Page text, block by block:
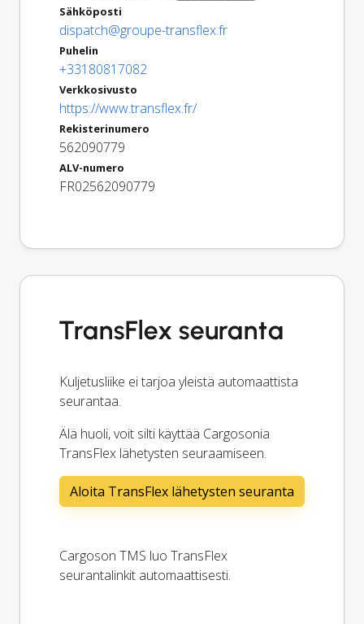
Sähköposti
dispatch@groupe-transflex.fr
Puhelin
+33180817082
Verkkosivusto
https://www.transflex.fr/
Rekisterinumero
562090779
ALV-numero
FR02562090779
TransFlex seuranta
Kuljetusliike ei tarjoa yleistä automaattista
seurantaa.
Älä huoli, voit silti käyttää Cargosonia
TransFlex lähetysten seuraamiseen.
Aloita TransFlex lähetysten seuranta
Cargoson TMS luo TransFlex
seurantalinkit automaattisesti.